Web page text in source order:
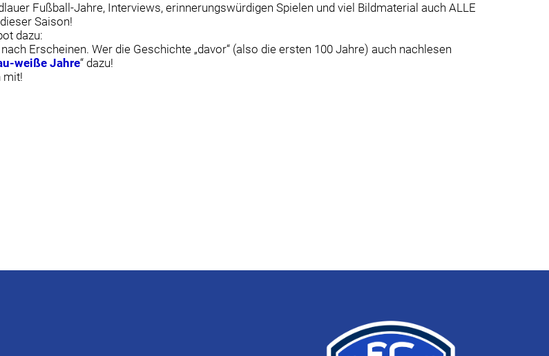
Fußball-Jahre, Interviews, erinnerungswürdigen Spielen und viel Bildmaterial auch ALLE
Saison!
dazu:
Erscheinen. Wer die Geschichte „davor“ (also die ersten 100 Jahre) auch nachlesen
weiße Jahre“ dazu!
mit!